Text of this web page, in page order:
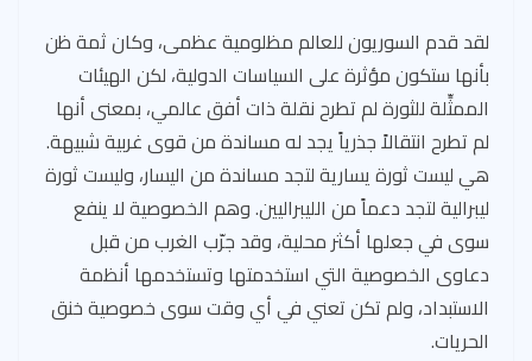
لقد قدم السوريون للعالم مظلومية عظمى، وكان ثمة ظن
بأنها ستكون مؤثرة على السياسات الدولية، لكن الهيئات
الممثِّلة للثورة لم تطرح نقلة ذات أفق عالمي، بمعنى أنها
لم تطرح انتقالاً جذرياً يجد له مساندة من قوى غربية شبيهة.
هي ليست ثورة يسارية لتجد مساندة من اليسار، وليست ثورة
ليبرالية لتجد دعماً من الليبراليين. وهم الخصوصية لا ينفع
سوى في جعلها أكثر محلية، وقد جرّب الغرب من قبل
دعاوى الخصوصية التي استخدمتها وتستخدمها أنظمة
الاستبداد، ولم تكن تعني في أي وقت سوى خصوصية خنق
الحريات.